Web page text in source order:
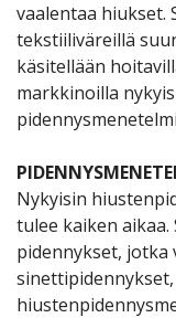
vaalentaa hiukset.
tekstiiliväreillä
käsitellään
markkinoilla
Nykyisin
tulee kaiken aikaa.
pidennykset, jotka